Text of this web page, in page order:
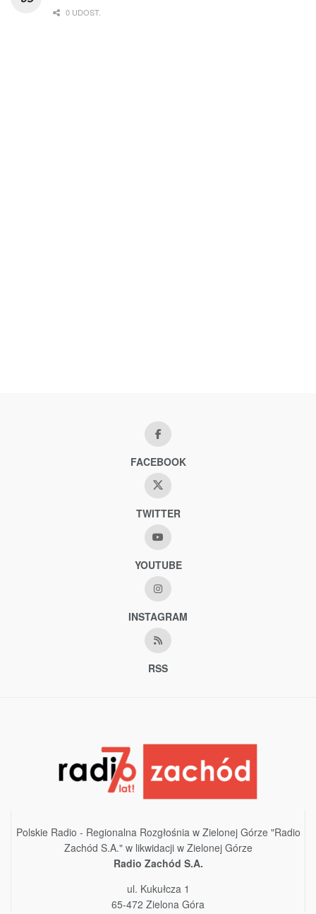
0 UDOST.
FACEBOOK
TWITTER
YOUTUBE
INSTAGRAM
RSS
Polskie Radio - Regionalna Rozgłośnia w Zielonej Górze "Radio
Zachód S.A." w likwidacji w Zielonej Górze
Radio Zachód S.A.
ul. Kukułcza 1
65-472 Zielona Góra